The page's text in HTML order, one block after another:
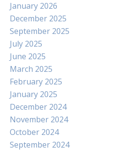
January 2026
December 2025
September 2025
July 2025
June 2025
March 2025
February 2025
January 2025
December 2024
November 2024
October 2024
September 2024